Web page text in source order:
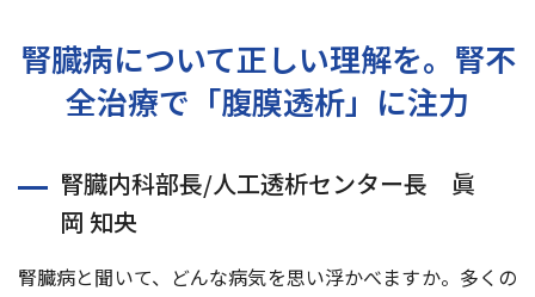
腎臓病について正しい理解を。腎不
全治療で「腹膜透析」に注力
腎臓内科部長/人工透析センター長 眞
岡 知央
腎臓病と聞いて、どんな病気を思い浮かべますか。多くの